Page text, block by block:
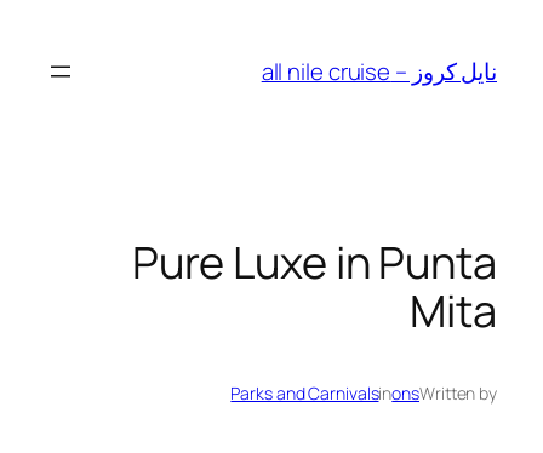
content
نايل كروز – all nile cruise
Pure Luxe in Punta
Mita
Written by
ons
in
Parks and Carnivals